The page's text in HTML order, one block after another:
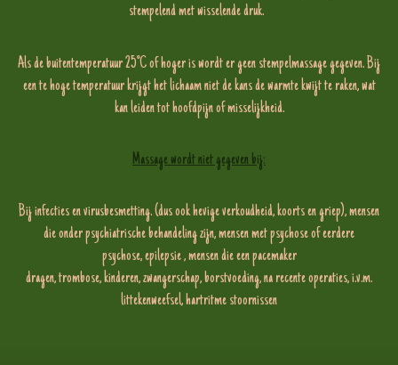
stempelend met wisselende druk.
Als de buitentemperatuur 25°C of hoger is wordt er geen stempelmassage gegeven. Bij
een te hoge temperatuur krijgt het lichaam niet de kans de warmte kwijt te raken, wat
kan leiden tot hoofdpijn of misselijkheid.
Massage wordt niet gegeven bij:
Bij infecties en virusbesmetting. (dus ook hevige verkoudheid, koorts en griep), mensen
die onder psychiatrische behandeling zijn, mensen met psychose of eerdere
psychose, epilepsie , mensen die een pacemaker
dragen, trombose, kinderen, zwangerschap, borstvoeding, na recente operaties, i.v.m.
littekenweefsel, hartritme stoornissen